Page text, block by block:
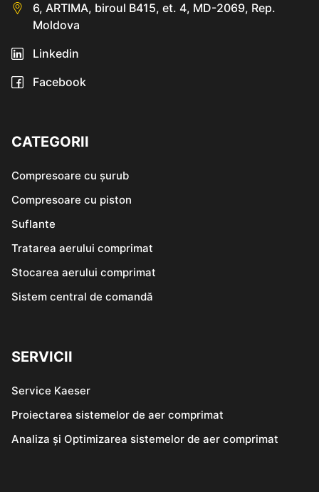
6, ARTIMA, biroul B415, et. 4, MD-2069, Rep.
Moldova
Linkedin
Facebook
CATEGORII
Compresoare cu șurub
Compresoare cu piston
Suflante
Tratarea aerului comprimat
Stocarea aerului comprimat
Sistem central de comandă
SERVICII
Service Kaeser
Proiectarea sistemelor de aer comprimat
Analiza și Optimizarea sistemelor de aer comprimat